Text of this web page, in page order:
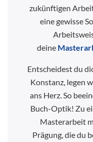
zukünftigen
eine gewisse
deine
Entscheidest du
Konstanz, legen
ans Herz. So
Buch-Optik! Zu
Masterarbeit
Prägung, die du